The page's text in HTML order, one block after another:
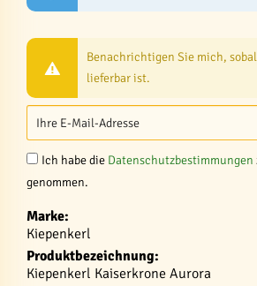
Benachrichtigen Sie mich,
lieferbar ist.
Ich habe die Datenschutzbestimmungen
genommen.
Marke:
Kiepenkerl
Produktbezeichnung:
Kiepenkerl Kaiserkrone Aurora